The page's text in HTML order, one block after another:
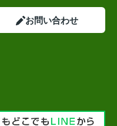
お問い合わせ